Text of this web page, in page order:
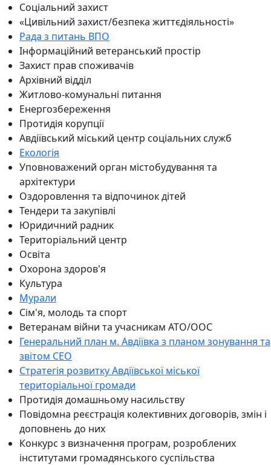
Соціальний захист
«Цивільний захист/безпека життєдіяльності»
Рада з питань ВПО
Інформаційний ветеранський простір
Захист прав споживачів
Архівний відділ
Житлово-комунальні питання
Енергозбереження
Протидія корупції
Авдіївський міський центр соціальних служб
Екологія
Уповноважений орган містобудування та
архітектури
Оздоровлення та відпочинок дітей
Тендери та закупівлі
Юридичний радник
Територіальний центр
Освіта
Охорона здоров'я
Культура
Мурали
Сім'я, молодь та спорт
Ветеранам війни та учасникам АТО/ООС
Генеральний план м. Авдіївка з планом зонування та
звітом СЕО
Стратегія розвитку Авдіївської міської
територіальної громади
Протидія домашньому насильству
Повідомна реєстрація колективних договорів, змін і
доповнень до них
Конкурс з визначення програм, розроблених
інститутами громадянського суспільства